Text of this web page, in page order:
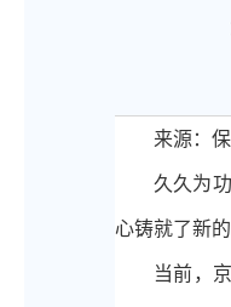
来源：
久久为
心铸就了新
当前，